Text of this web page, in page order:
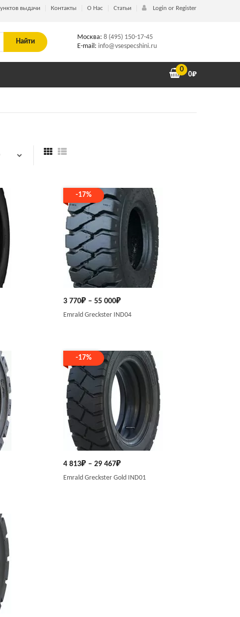
выдачи Контакты О Нас Статьи Login or Register
Найти
Москва: 8 (495) 150-17-45
E-mail: info@vsespecshini.ru
0
0₽
-17%
3 770₽– 55 000₽
Emrald Greckster IND04
-17%
4 813₽– 29 467₽
Emrald Greckster Gold IND01